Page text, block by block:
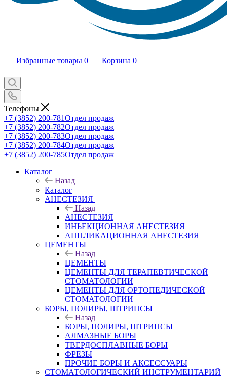
Избранные товары 0 Корзина 0
Телефоны
+7 (3852) 200-781Отдел продаж
+7 (3852) 200-782Отдел продаж
+7 (3852) 200-783Отдел продаж
+7 (3852) 200-784Отдел продаж
+7 (3852) 200-785Отдел продаж
Каталог
Назад
Каталог
АНЕСТЕЗИЯ
Назад
АНЕСТЕЗИЯ
ИНЬЕКЦИОННАЯ АНЕСТЕЗИЯ
АППЛИКАЦИОННАЯ АНЕСТЕЗИЯ
ЦЕМЕНТЫ
Назад
ЦЕМЕНТЫ
ЦЕМЕНТЫ ДЛЯ ТЕРАПЕВТИЧЕСКОЙ
СТОМАТОЛОГИИ
ЦЕМЕНТЫ ДЛЯ ОРТОПЕДИЧЕСКОЙ
СТОМАТОЛОГИИ
БОРЫ, ПОЛИРЫ, ШТРИПСЫ
Назад
БОРЫ, ПОЛИРЫ, ШТРИПСЫ
АЛМАЗНЫЕ БОРЫ
ТВЕРДОСПЛАВНЫЕ БОРЫ
ФРЕЗЫ
ПРОЧИЕ БОРЫ И АКСЕССУАРЫ
СТОМАТОЛОГИЧЕСКИЙ ИНСТРУМЕНТАРИЙ